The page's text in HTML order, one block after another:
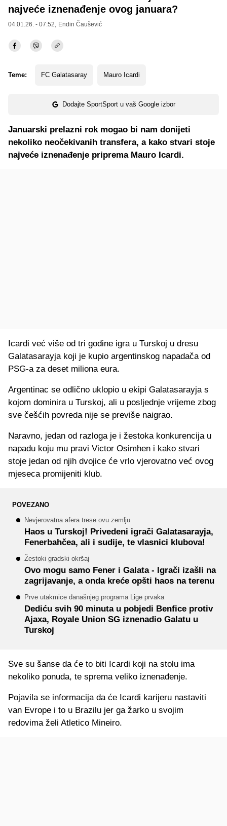
najveće iznenađenje ovog januara?
04.01.26. - 07:52, Endin Čaušević
Teme: FC Galatasaray Mauro Icardi
Dodajte SportSport u vaš Google izbor
Januarski prelazni rok mogao bi nam donijeti
nekoliko neočekivanih transfera, a kako stvari stoje
najveće iznenađenje priprema Mauro Icardi.
Icardi već više od tri godine igra u Turskoj u dresu
Galatasarayja koji je kupio argentinskog napadača od
PSG-a za deset miliona eura.
Argentinac se odlično uklopio u ekipi Galatasarayja s
kojom dominira u Turskoj, ali u posljednje vrijeme zbog
sve češćih povreda nije se previše naigrao.
Naravno, jedan od razloga je i žestoka konkurencija u
napadu koju mu pravi Victor Osimhen i kako stvari
stoje jedan od njih dvojice će vrlo vjerovatno već ovog
mjeseca promijeniti klub.
POVEZANO
Nevjerovatna afera trese ovu zemlju
Haos u Turskoj! Privedeni igrači Galatasarayja,
Fenerbahčea, ali i sudije, te vlasnici klubova!
Žestoki gradski okršaj
Ovo mogu samo Fener i Galata - Igrači izašli na
zagrijavanje, a onda kreće opšti haos na terenu
Prve utakmice današnjeg programa Lige prvaka
Dediću svih 90 minuta u pobjedi Benfice protiv
Ajaxa, Royale Union SG iznenadio Galatu u
Turskoj
Sve su šanse da će to biti Icardi koji na stolu ima
nekoliko ponuda, te sprema veliko iznenađenje.
Pojavila se informacija da će Icardi karijeru nastaviti
van Evrope i to u Brazilu jer ga žarko u svojim
redovima želi Atletico Mineiro.